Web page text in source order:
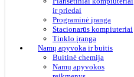
ir priedai
Programinė įranga
Stacionarūs kompiuteriai
Tinklo įranga
Namų apyvoka ir buitis
Buitinė chemija
Namų apyvokos